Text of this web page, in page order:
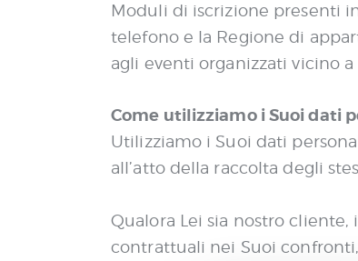
Moduli di iscrizione presenti
telefono e la Regione di
agli eventi organizzati vicino a
Come utilizziamo i Suoi dati
Utilizziamo i Suoi dati
all’atto della raccolta degli
Qualora Lei sia nostro
contrattuali nei Suoi